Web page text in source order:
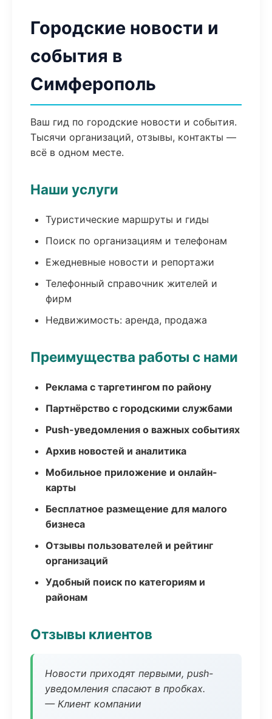
Городские новости и
события в
Симферополь
Ваш гид по городские новости и события.
Тысячи организаций, отзывы, контакты —
всё в одном месте.
Наши услуги
Туристические маршруты и гиды
Поиск по организациям и телефонам
Ежедневные новости и репортажи
Телефонный справочник жителей и
фирм
Недвижимость: аренда, продажа
Преимущества работы с нами
Реклама с таргетингом по району
Партнёрство с городскими службами
Push-уведомления о важных событиях
Архив новостей и аналитика
Мобильное приложение и онлайн-
карты
Бесплатное размещение для малого
бизнеса
Отзывы пользователей и рейтинг
организаций
Удобный поиск по категориям и
районам
Отзывы клиентов
Новости приходят первыми, push-
уведомления спасают в пробках.
— Клиент компании